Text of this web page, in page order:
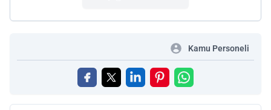
Kamu Personeli